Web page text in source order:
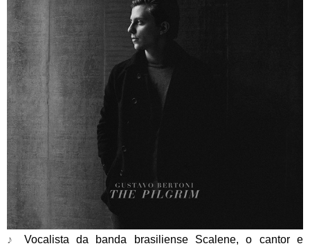
♪
Vocalista da banda brasiliense Scalene, o cantor e